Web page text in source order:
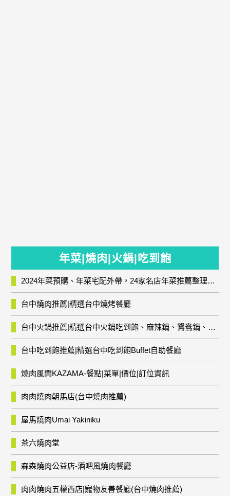
年菜|燒肉|火鍋|吃到飽
2024年菜預購、年菜宅配外帶，24家名店年菜推薦整理，圍爐輕鬆上菜團圓趣
台中燒肉推薦|精選台中燒烤餐廳
台中火鍋推薦|精選台中火鍋吃到飽、麻辣鍋、鴛鴦鍋、石頭火鍋、酸菜白肉鍋、海鮮鍋、燒酒雞、麻油雞、壽喜燒等熱門人氣火鍋店!
台中吃到飽推薦|精選台中吃到飽Buffet自助餐廳
燒肉風間KAZAMA-餐點|菜單|價位|訂位資訊
肉肉燒肉朝馬店(台中燒肉推薦)
屋馬燒肉Umai Yakiniku
茶六燒肉堂
森森燒肉公益店-酒吧風燒肉餐廳
肉肉燒肉五權西店|寵物友善餐廳(台中燒肉推薦)